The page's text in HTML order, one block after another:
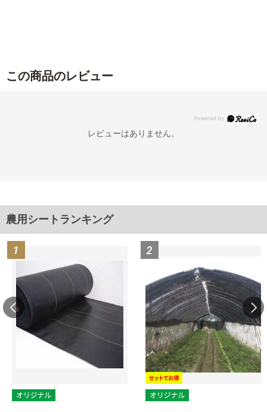
この商品のレビュー
レビューはありません。
農用シートランキング